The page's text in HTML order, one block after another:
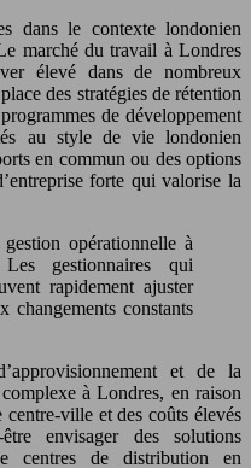
dans le contexte londonien
marché du travail à Londres
élevé dans de nombreux
des stratégies de rétention
de développement
au style de vie londonien
en commun ou des options
forte qui valorise la
opérationnelle à
gestionnaires qui
rapidement ajuster
changements constants
et de la
à Londres, en raison
ville et des coûts élevés
envisager des solutions
centres de distribution en